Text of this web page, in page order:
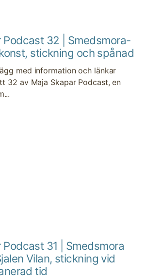
Podcast 32 | Smedsmora-
stickning och spånad
med information och länkar
32 av Maja Skapar Podcast, en
31 | Smedsmora
Vilan, stickning vid
tid